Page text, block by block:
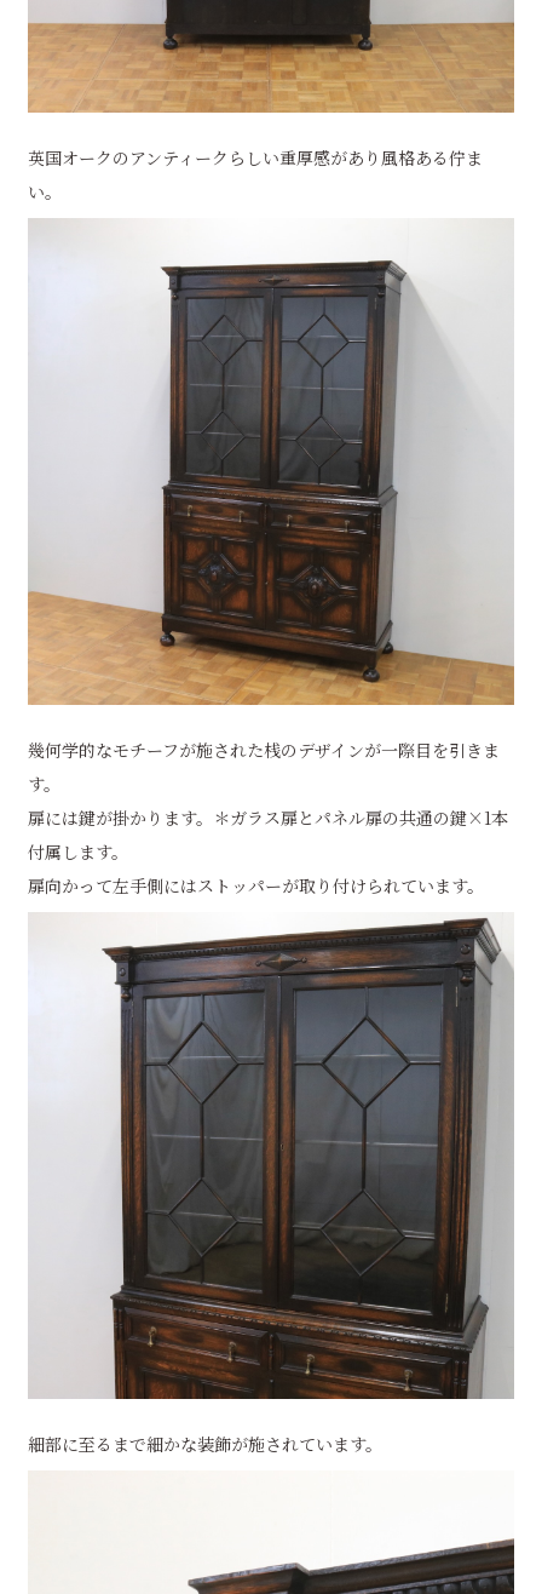
英国オークのアンティークらしい重厚感があり風格ある佇ま
い。
幾何学的なモチーフが施された桟のデザインが一際目を引きま
す。
扉には鍵が掛かります。＊ガラス扉とパネル扉の共通の鍵×1本
付属します。
扉向かって左手側にはストッパーが取り付けられています。
細部に至るまで細かな装飾が施されています。